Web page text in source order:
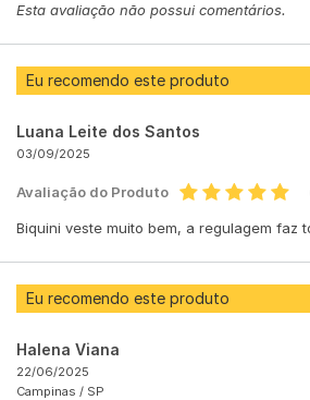
Esta avaliação não possui comentários.
Eu recomendo este produto
Luana Leite dos Santos
03/09/2025
Avaliação do Produto
Biquini veste muito bem, a regulagem faz
Eu recomendo este produto
Halena Viana
22/06/2025
Campinas / SP